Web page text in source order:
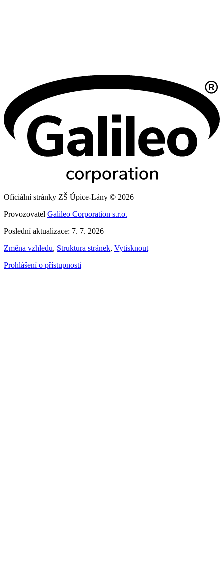
Oficiální stránky ZŠ Úpice-Lány © 2026
Provozovatel Galileo Corporation s.r.o.
Poslední aktualizace: 7. 7. 2026
Změna vzhledu, Struktura stránek, Vytisknout
Prohlášení o přístupnosti